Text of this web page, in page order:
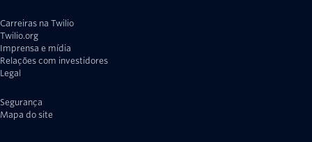
Carreiras na Twilio
Twilio.org
Imprensa e mídia
Relações com investidores
Legal
Segurança
Mapa do site